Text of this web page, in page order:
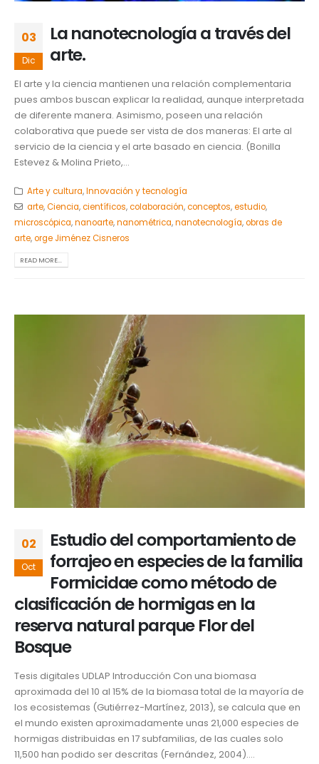
03
Dic
La nanotecnología a través del
arte.
El arte y la ciencia mantienen una relación complementaria
pues ambos buscan explicar la realidad, aunque interpretada
de diferente manera. Asimismo, poseen una relación
colaborativa que puede ser vista de dos maneras: El arte al
servicio de la ciencia y el arte basado en ciencia. (Bonilla
Estevez & Molina Prieto,...
Arte y cultura,Innovación y tecnología
arte,Ciencia,científicos,colaboración,conceptos,estudio,
microscópica,nanoarte,nanométrica,nanotecnología,obras de
arte,orge Jiménez Cisneros
READ MORE...
02
Oct
Estudio del comportamiento de
forrajeo en especies de la familia
Formicidae como método de
clasificación de hormigas en la
reserva natural parque Flor del
Bosque
Tesis digitales UDLAP Introducción Con una biomasa
aproximada del 10 al 15% de la biomasa total de la mayoría de
los ecosistemas (Gutiérrez-Martínez, 2013), se calcula que en
el mundo existen aproximadamente unas 21,000 especies de
hormigas distribuidas en 17 subfamilias, de las cuales solo
11,500 han podido ser descritas (Fernández, 2004)....